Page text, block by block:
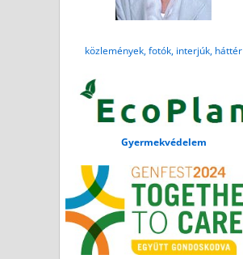
közlemények, fotók, interjúk, háttér
Gyermekvédelem